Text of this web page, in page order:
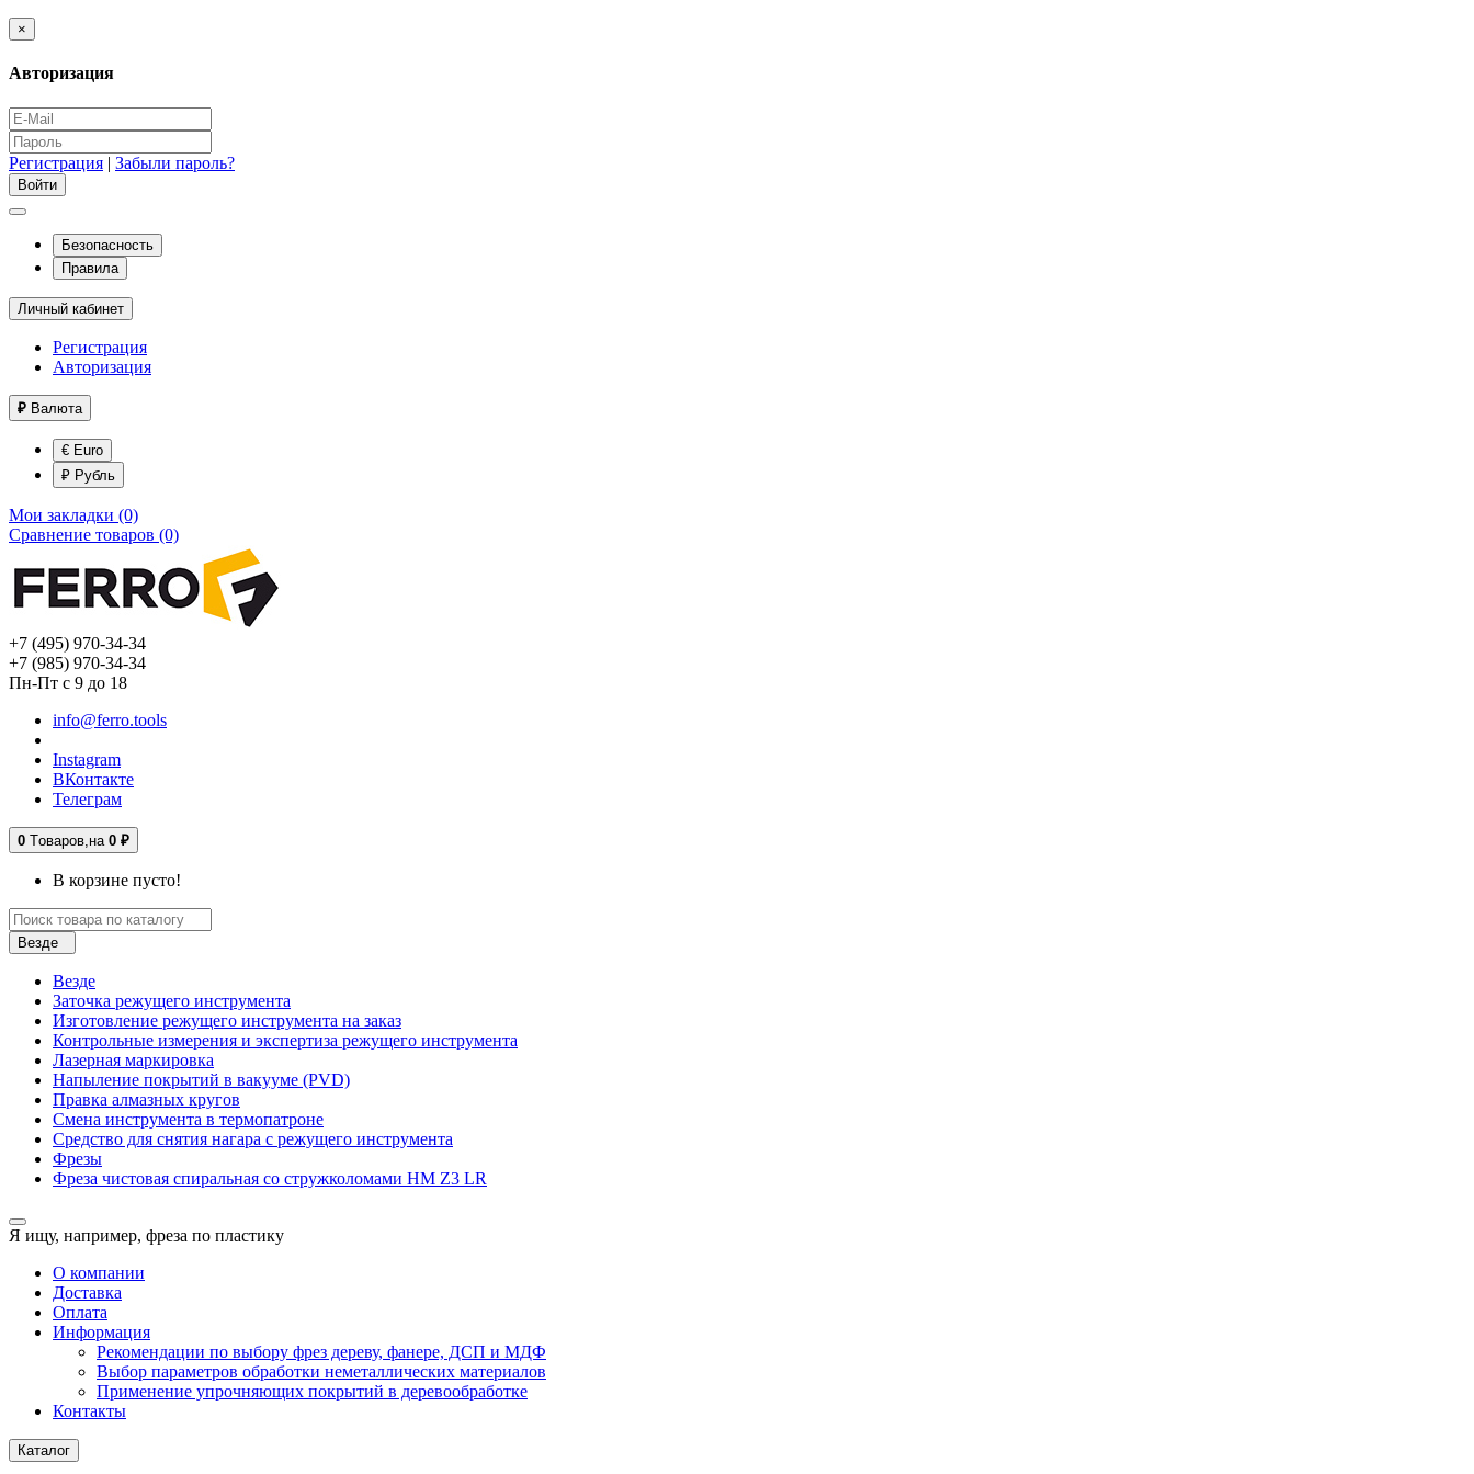
×
Авторизация
Регистрация | Забыли пароль?
Безопасность
Правила
Личный кабинет
Регистрация
Авторизация
₽ Валюта
€ Euro
₽ Рубль
Мои закладки (0)
Сравнение товаров (0)
+7 (495) 970-34-34
+7 (985) 970-34-34
Пн-Пт с 9 до 18
info@ferro.tools
Instagram
ВКонтакте
Телеграм
0 Tоваров, на 0 ₽
В корзине пусто!
Везде
Везде
Заточка режущего инструмента
Изготовление режущего инструмента на заказ
Контрольные измерения и экспертиза режущего инструмента
Лазерная маркировка
Напыление покрытий в вакууме (PVD)
Правка алмазных кругов
Смена инструмента в термопатроне
Средство для снятия нагара с режущего инструмента
Фрезы
Фреза чистовая спиральная со стружколомами HM Z3 LR
Я ищу, например, фреза по пластику
О компании
Доставка
Оплата
Информация
Рекомендации по выбору фрез дереву, фанере, ДСП и МДФ
Выбор параметров обработки неметаллических материалов
Применение упрочняющих покрытий в деревообработке
Контакты
Каталог